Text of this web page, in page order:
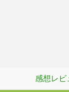
感想レビ